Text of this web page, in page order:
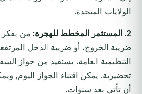
الولايات المتحدة.
2. المستثمر المخطط للهجرة:
من
ضريبة الخروج، أو ضريبة الدخل
التنظيمية العامة، يستفيد من جواز
تحضيرية. يمكن اقتناء الجواز اليوم,
أن تأتي بعد سنوات.